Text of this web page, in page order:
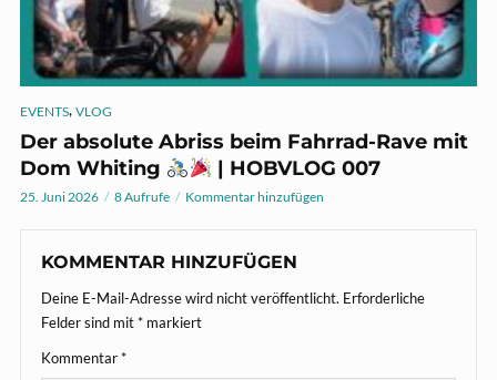
EVENTS, VLOG
Der absolute Abriss beim Fahrrad-Rave mit
Dom Whiting
| HOBVLOG 007
25. Juni 2026 8 Aufrufe Kommentar hinzufügen
KOMMENTAR HINZUFÜGEN
Deine E-Mail-Adresse wird nicht veröffentlicht. Erforderliche
Felder sind mit* markiert
Kommentar*